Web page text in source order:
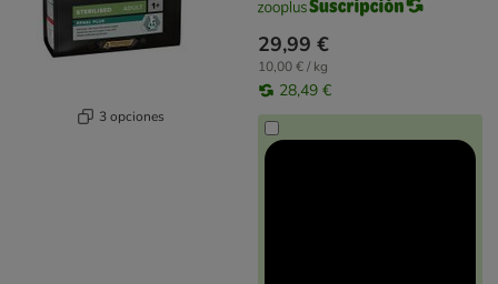
3 opciones
29,99 €
10,00 € / kg
28,49 €